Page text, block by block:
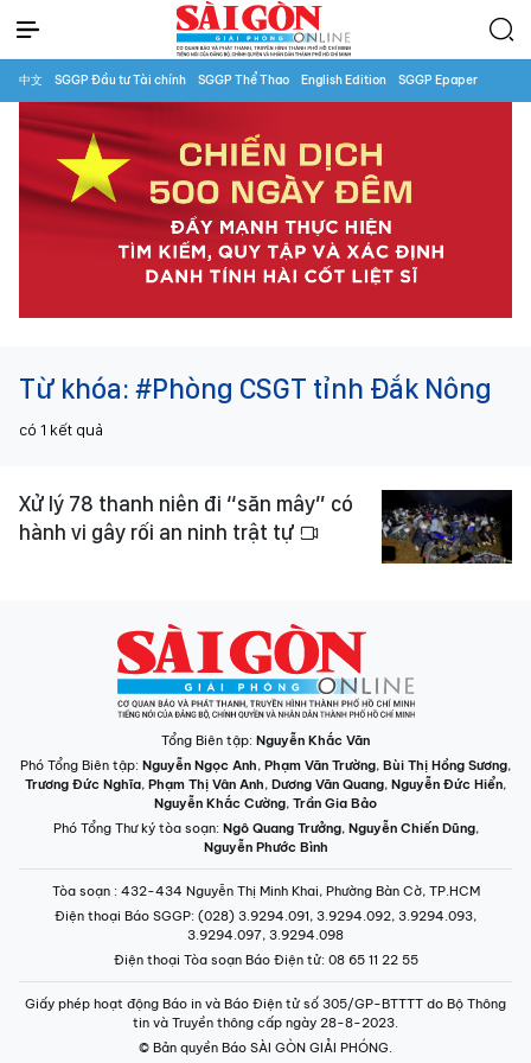
中文 SGGP Đầu tư Tài chính SGGP Thể Thao English Edition SGGP Epaper
Từ khóa: #Phòng CSGT tỉnh Đắk Nông
có 1 kết quả
Xử lý 78 thanh niên đi “săn mây” có
hành vi gây rối an ninh trật tự
Tổng Biên tập: Nguyễn Khắc Văn
Phó Tổng Biên tập: Nguyễn Ngọc Anh, Phạm Văn Trường, Bùi Thị Hồng Sương,
Trương Đức Nghĩa, Phạm Thị Vân Anh, Dương Văn Quang, Nguyễn Đức Hiển,
Nguyễn Khắc Cường, Trần Gia Bảo
Phó Tổng Thư ký tòa soạn: Ngô Quang Trưởng, Nguyễn Chiến Dũng,
Nguyễn Phước Bình
Tòa soạn : 432-434 Nguyễn Thị Minh Khai, Phường Bàn Cờ, TP.HCM
Điện thoại Báo SGGP: (028) 3.9294.091, 3.9294.092, 3.9294.093,
3.9294.097, 3.9294.098
Điện thoại Tòa soạn Báo Điện tử: 08 65 11 22 55
Giấy phép hoạt động Báo in và Báo Điện tử số 305/GP-BTTTT do Bộ Thông
tin và Truyền thông cấp ngày 28-8-2023.
© Bản quyền Báo SÀI GÒN GIẢI PHÓNG.